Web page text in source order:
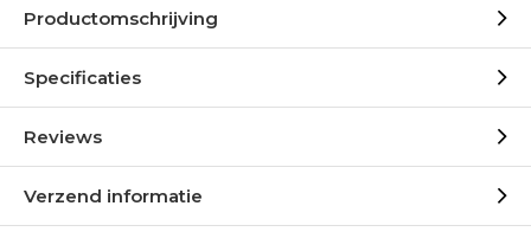
Productomschrijving
Specificaties
Reviews
Verzend informatie